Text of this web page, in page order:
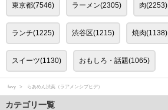
東京都(7546) ラーメン(2305) 肉(2253)
ランチ(1225) 渋谷区(1215) 焼肉(1138)
スイーツ(1130) おもしろ・話題(1065)
favy らあめん渋英（ラアメンシブヒデ）
カテゴリ一覧